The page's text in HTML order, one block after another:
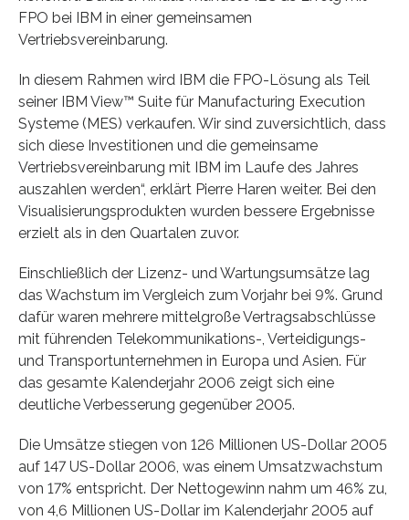
FPO bei IBM in einer gemeinsamen
Vertriebsvereinbarung.
In diesem Rahmen wird IBM die FPO-Lösung als Teil
seiner IBM View™ Suite für Manufacturing Execution
Systeme (MES) verkaufen. Wir sind zuversichtlich, dass
sich diese Investitionen und die gemeinsame
Vertriebsvereinbarung mit IBM im Laufe des Jahres
auszahlen werden“, erklärt Pierre Haren weiter. Bei den
Visualisierungsprodukten wurden bessere Ergebnisse
erzielt als in den Quartalen zuvor.
Einschließlich der Lizenz- und Wartungsumsätze lag
das Wachstum im Vergleich zum Vorjahr bei 9%. Grund
dafür waren mehrere mittelgroße Vertragsabschlüsse
mit führenden Telekommunikations-, Verteidigungs-
und Transportunternehmen in Europa und Asien. Für
das gesamte Kalenderjahr 2006 zeigt sich eine
deutliche Verbesserung gegenüber 2005.
Die Umsätze stiegen von 126 Millionen US-Dollar 2005
auf 147 US-Dollar 2006, was einem Umsatzwachstum
von 17% entspricht. Der Nettogewinn nahm um 46% zu,
von 4,6 Millionen US-Dollar im Kalenderjahr 2005 auf